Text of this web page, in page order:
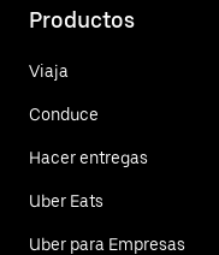
Productos
Viaja
Conduce
Hacer entregas
Uber Eats
Uber para Empresas